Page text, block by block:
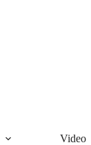
Video